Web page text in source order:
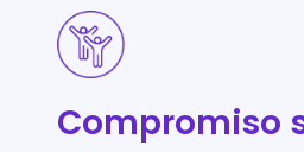
Compromiso
Compromiso
social